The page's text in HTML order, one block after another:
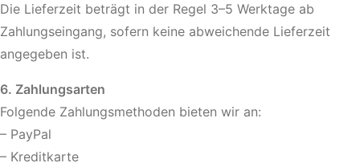
Die Lieferzeit beträgt in der Regel 3–5 Werktage ab
Zahlungseingang, sofern keine abweichende Lieferzeit
angegeben ist.
6. Zahlungsarten
Folgende Zahlungsmethoden bieten wir an:
– PayPal
– Kreditkarte